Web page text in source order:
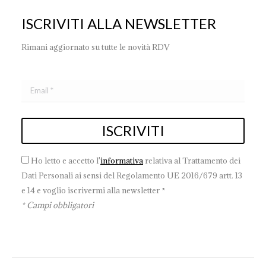
ISCRIVITI ALLA NEWSLETTER
Rimani aggiornato su tutte le novità RDV
Ho letto e accetto l'informativa relativa al Trattamento dei
Dati Personali ai sensi del Regolamento UE 2016/679 artt. 13
e 14 e voglio iscrivermi alla newsletter *
* Campi obbligatori